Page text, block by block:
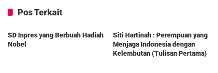
Pos Terkait
Berita
SD Inpres yang Berbuah Hadiah
Nobel
Siti Hartinah : Perempuan yang
Menjaga Indonesia dengan
Kelembutan (Tulisan Pertama)